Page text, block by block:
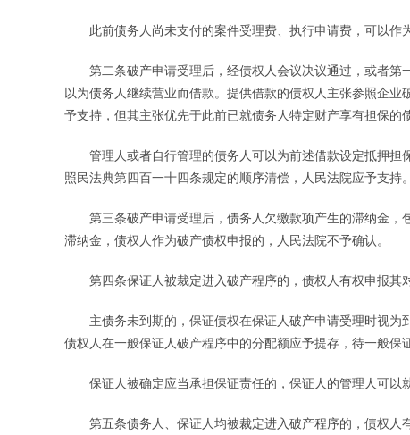
此前债务人尚未支付的案件受理费、执行申请费，可以作为
第二条破产申请受理后，经债权人会议决议通过，或者第
以为债务人继续营业而借款。提供借款的债权人主张参照企
予支持，但其主张优先于此前已就债务人特定财产享有担保的
管理人或者自行管理的债务人可以为前述借款设定抵押担
照民法典第四百一十四条规定的顺序清偿，人民法院应予支持。
第三条破产申请受理后，债务人欠缴款项产生的滞纳金，
滞纳金，债权人作为破产债权申报的，人民法院不予确认。
第四条保证人被裁定进入破产程序的，债权人有权申报其对
主债务未到期的，保证债权在保证人破产申请受理时视为
债权人在一般保证人破产程序中的分配额应予提存，待一般保
保证人被确定应当承担保证责任的，保证人的管理人可以
第五条债务人、保证人均被裁定进入破产程序的，债权人